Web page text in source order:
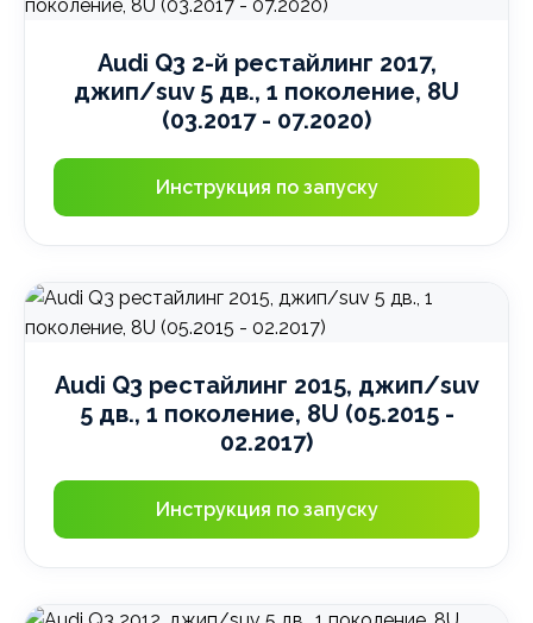
Audi Q3 2-й рестайлинг 2017,
джип/suv 5 дв., 1 поколение, 8U
(03.2017 - 07.2020)
Инструкция по запуску
Audi Q3 рестайлинг 2015, джип/suv
5 дв., 1 поколение, 8U (05.2015 -
02.2017)
Инструкция по запуску